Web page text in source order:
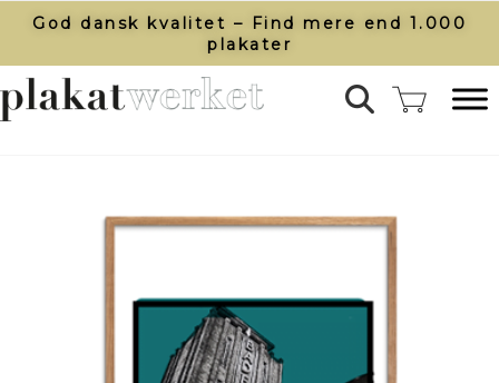
God dansk kvalitet – Find mere end 1.000
plakater​